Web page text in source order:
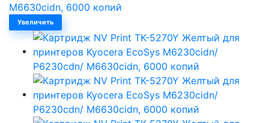
Увеличить